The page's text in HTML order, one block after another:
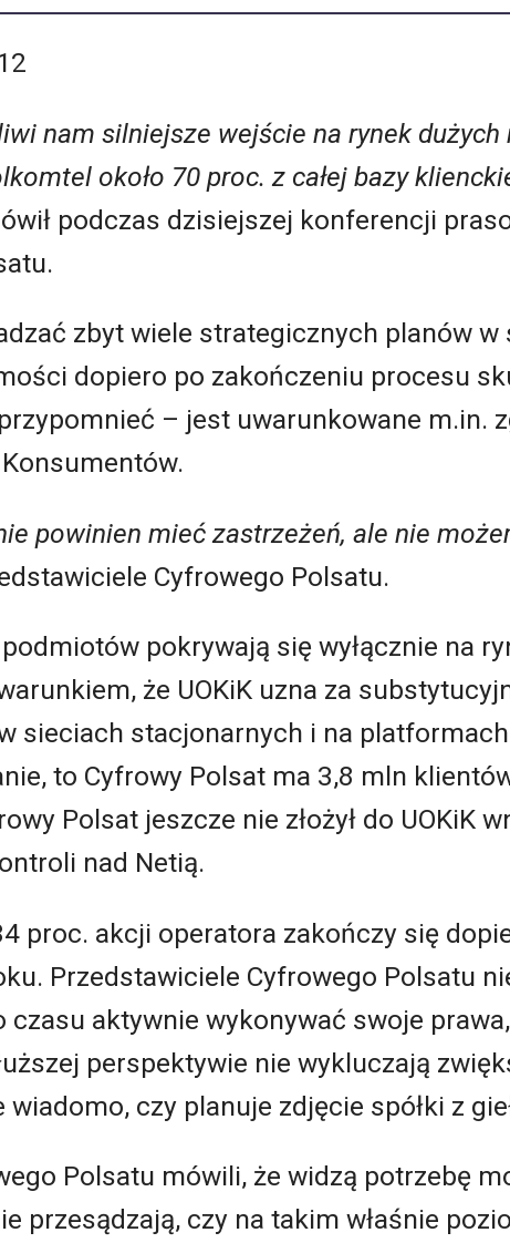
nam silniejsze wejście na rynek
około 70 proc. z całej bazy
podczas dzisiejszej konferencji
zbyt wiele strategicznych planów
dopiero po zakończeniu procesu
– jest uwarunkowane m.in.
powinien mieć zastrzeżeń, ale nie
Cyfrowego Polsatu.
pokrywają się wyłącznie na
że UOKiK uzna za
sieciach stacjonarnych i na
to Cyfrowy Polsat ma 3,8 mln
Polsat jeszcze nie złożył do UOKiK
nad Netią.
proc. akcji operatora zakończy się
Przedstawiciele Cyfrowego Polsatu
czasu aktywnie wykonywać swoje
perspektywie nie wykluczają
czy planuje zdjęcie spółki z
Polsatu mówili, że widzą potrzebę
przesądzają, czy na takim właśnie